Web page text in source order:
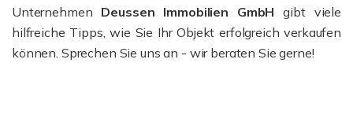
Unternehmen Deussen Immobilien GmbH gibt viele
hilfreiche Tipps, wie Sie Ihr Objekt erfolgreich verkaufen
können. Sprechen Sie uns an - wir beraten Sie gerne!